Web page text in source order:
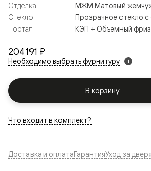
204 191 ₽
Необходимо выбрать фурнитуру i
В корзину
Отделка
МЖМ Матовый
Стекло
Прозрачное стекло
Портал
КЭП + Объёмный
Что входит в комплект?
Доставка и оплатаГарантияУход за